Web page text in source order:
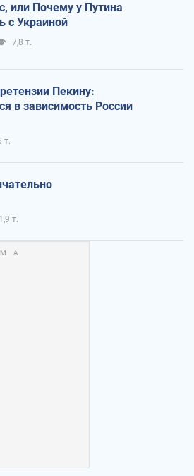
или Почему у Путина
с Украиной
7,8 т.
Пекину:
в зависимость России
т.
1,9 т.